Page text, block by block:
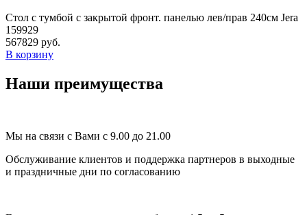
Стол с тумбой с закрытой фронт. панелью лев/прав 240см Jera
159929
567829 руб.
В корзину
Наши преимущества
Мы на связи с Вами с 9.00 до 21.00
Обслуживание клиентов и поддержка партнеров в выходные
и праздничные дни по согласованию